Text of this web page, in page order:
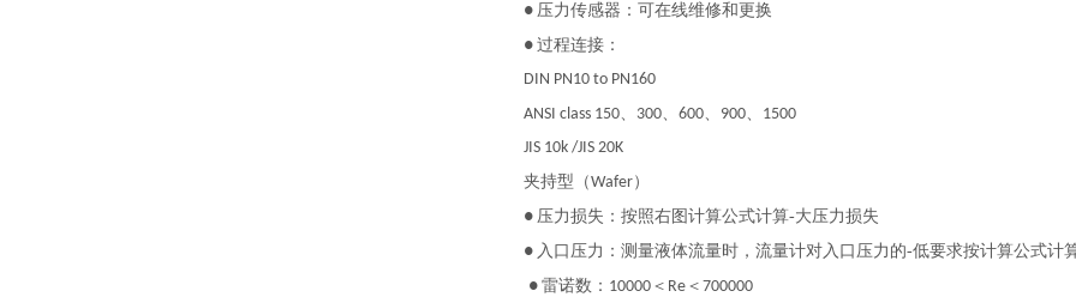
● 压力传感器：可在线维修和更换
● 过程连接：
DIN PN10 to PN160
ANSI class 150、 300、 600、 900、 1500
JIS 10k /JIS 20K
夹持型（Wafer）
● 压力损失：按照右图计算公式计算-大压力损失
● 入口压力：测量液体流量时，流量计对入口压力的-低要求按计算公式计
● 雷诺数： 10000 ＜ Re ＜ 700000